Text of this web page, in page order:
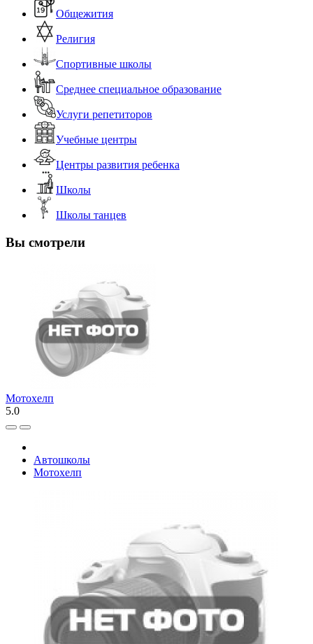
Общежития
Религия
Спортивные школы
Среднее специальное образование
Услуги репетиторов
Учебные центры
Центры развития ребенка
Школы
Школы танцев
Вы смотрели
Мотохелп
5.0
Автошколы
Мотохелп